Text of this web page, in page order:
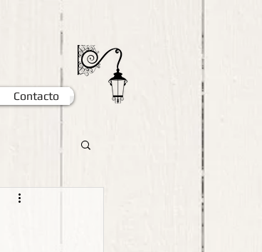
Contacto